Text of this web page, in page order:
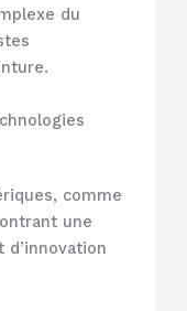
du
comme
une
d’innovation